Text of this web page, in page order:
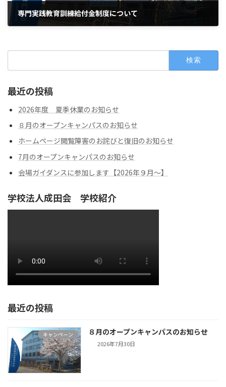
専門実践教育訓練給付金制度について
最近の投稿
2026年度 夏季休業のお知らせ
８月のオープンキャンパスのお知らせ
ホームページ閲覧障害のお詫びと復旧のお知らせ
7月のオープンキャンパスのお知らせ
会場ガイダンスに参加します【2026年９月～】
学校法人成田会 学校紹介
最近の投稿
キャンペーン ８月のオープンキャンパスのお知らせ
2026年7月30日